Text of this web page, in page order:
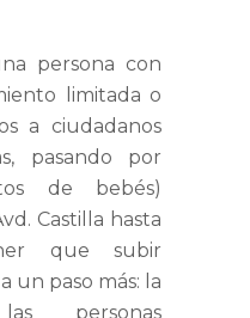
persona con
limitada o
a ciudadanos
pasando por
de bebés)
Castilla hasta
que subir
un paso más: la
personas